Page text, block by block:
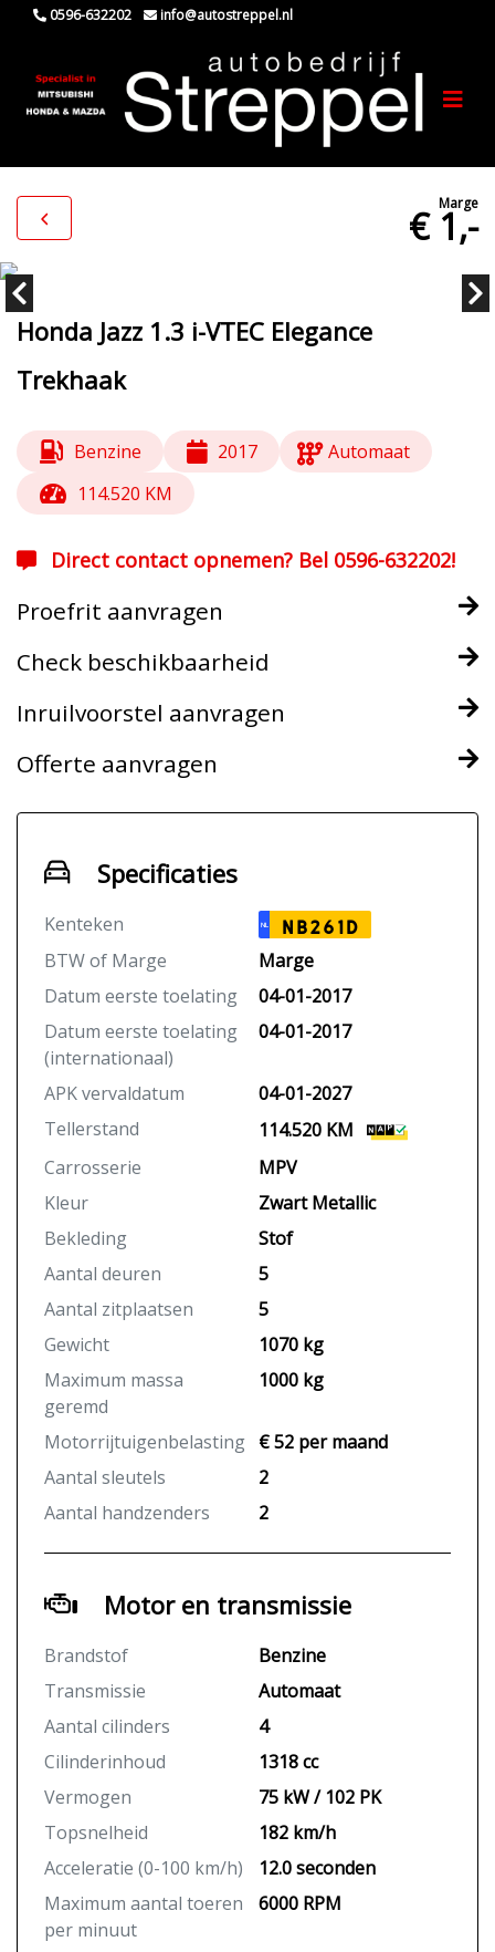
0596-632202 info@autostreppel.nl
Marge
€ 1,-
Honda Jazz 1.3 i-VTEC Elegance
Trekhaak
Benzine 2017
Automaat
114.520 KM
Direct contact opnemen? Bel 0596-632202!
Proefrit aanvragen
Check beschikbaarheid
Inruilvoorstel aanvragen
Offerte aanvragen
Specificaties
Kenteken NL NB261D
BTW of Marge
Marge
Datum eerste toelating
04-01-2017
Datum eerste toelating
(internationaal)
04-01-2017
APK vervaldatum
04-01-2027
Tellerstand
114.520 KM
Carrosserie
MPV
Kleur
Zwart Metallic
Bekleding
Stof
Aantal deuren
5
Aantal zitplaatsen
5
Gewicht
1070 kg
Maximum massa
geremd
1000 kg
Motorrijtuigenbelasting € 52 per maand
Aantal sleutels
2
Aantal handzenders
2
Motor en transmissie
Brandstof
Benzine
Transmissie
Automaat
Aantal cilinders
4
Cilinderinhoud
1318 cc
Vermogen
75 kW / 102 PK
Topsnelheid
182 km/h
Acceleratie (0-100 km/h)
12.0 seconden
Maximum aantal toeren
per minuut
6000 RPM